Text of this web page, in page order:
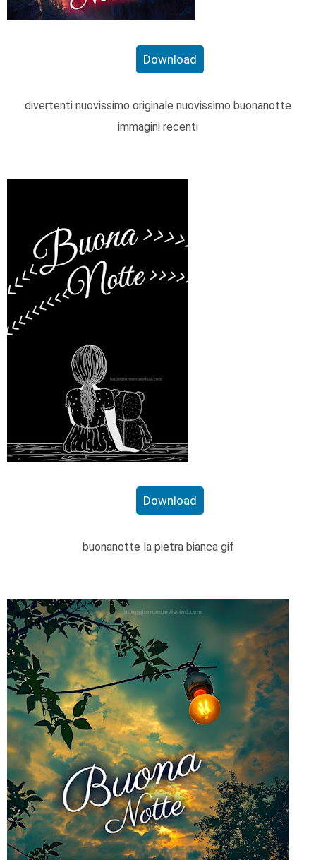
Download
divertenti nuovissimo originale nuovissimo buonanotte
immagini recenti
Download
buonanotte la pietra bianca gif